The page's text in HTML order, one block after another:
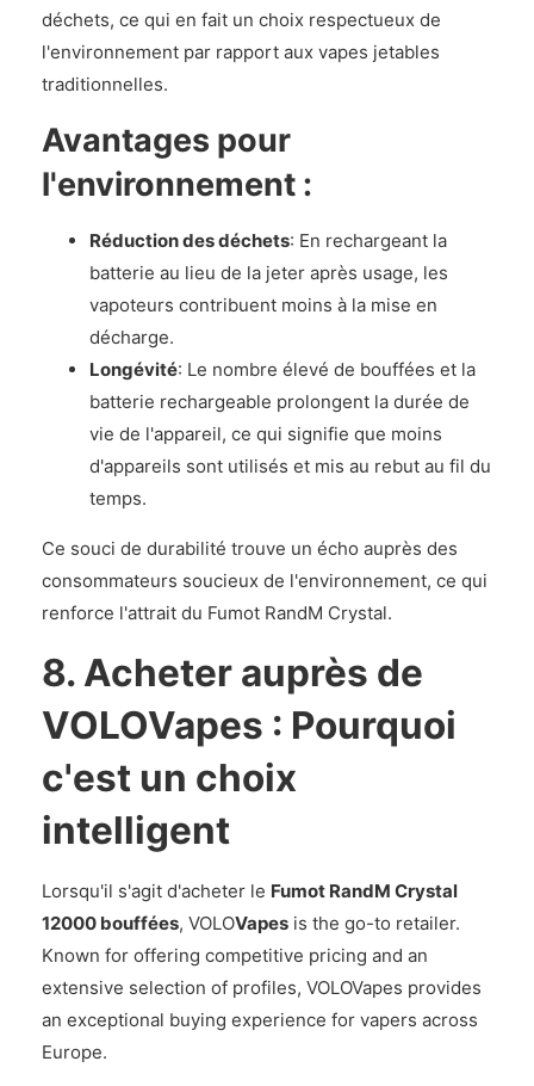
déchets, ce qui en fait un choix respectueux de
l'environnement par rapport aux vapes jetables
traditionnelles.
Avantages pour
l'environnement :
Réduction des déchets: En rechargeant la
batterie au lieu de la jeter après usage, les
vapoteurs contribuent moins à la mise en
décharge.
Longévité: Le nombre élevé de bouffées et la
batterie rechargeable prolongent la durée de
vie de l'appareil, ce qui signifie que moins
d'appareils sont utilisés et mis au rebut au fil du
temps.
Ce souci de durabilité trouve un écho auprès des
consommateurs soucieux de l'environnement, ce qui
renforce l'attrait du Fumot RandM Crystal.
8. Acheter auprès de
VOLOVapes : Pourquoi
c'est un choix
intelligent
Lorsqu'il s'agit d'acheter le Fumot RandM Crystal
12000 bouffées, VOLOVapes is the go-to retailer.
Known for offering competitive pricing and an
extensive selection of profiles, VOLOVapes provides
an exceptional buying experience for vapers across
Europe.